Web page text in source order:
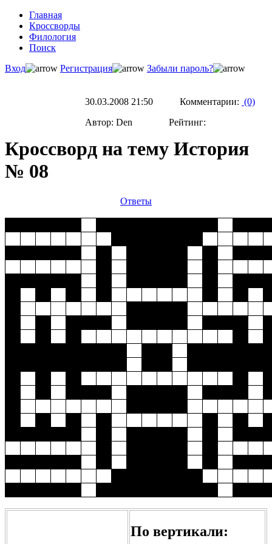
Главная
Кроссворды
Филология
Поиск
Вход
Регистрация Забыли пароль?
30.03.2008 21:50 Комментарии: (0)
Автор: Den Рейтинг:
Кроссворд на тему История
№ 08
Ответы
По вертикали: